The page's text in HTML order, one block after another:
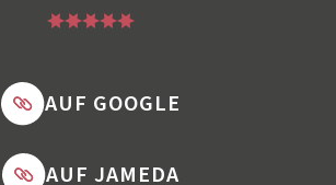
* * * * *
AUF GOOGLE
AUF JAMEDA